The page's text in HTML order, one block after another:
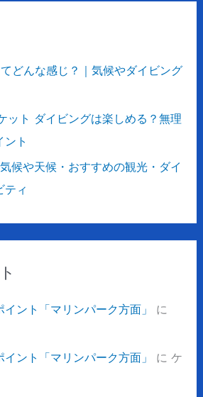
どんな感じ？｜気候やダイビング
ット ダイビングは楽しめる？無理
ント
候や天候・おすすめの観光・ダイ
ティ
ント「マリンパーク方面」
に
ント「マリンパーク方面」
に ケ